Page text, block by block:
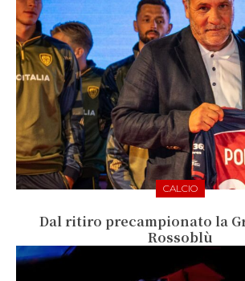
CALCIO
Dal ritiro precampionato la
Rossoblù